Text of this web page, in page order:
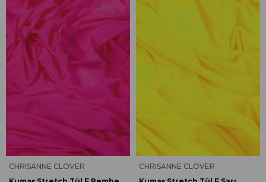
CHRISANNE CLOVER
CHRISANNE CLOVER